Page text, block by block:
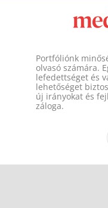
Portfóliónk
olvasó számára.
lefedettséget és
lehetőséget
új irányokat és
záloga.